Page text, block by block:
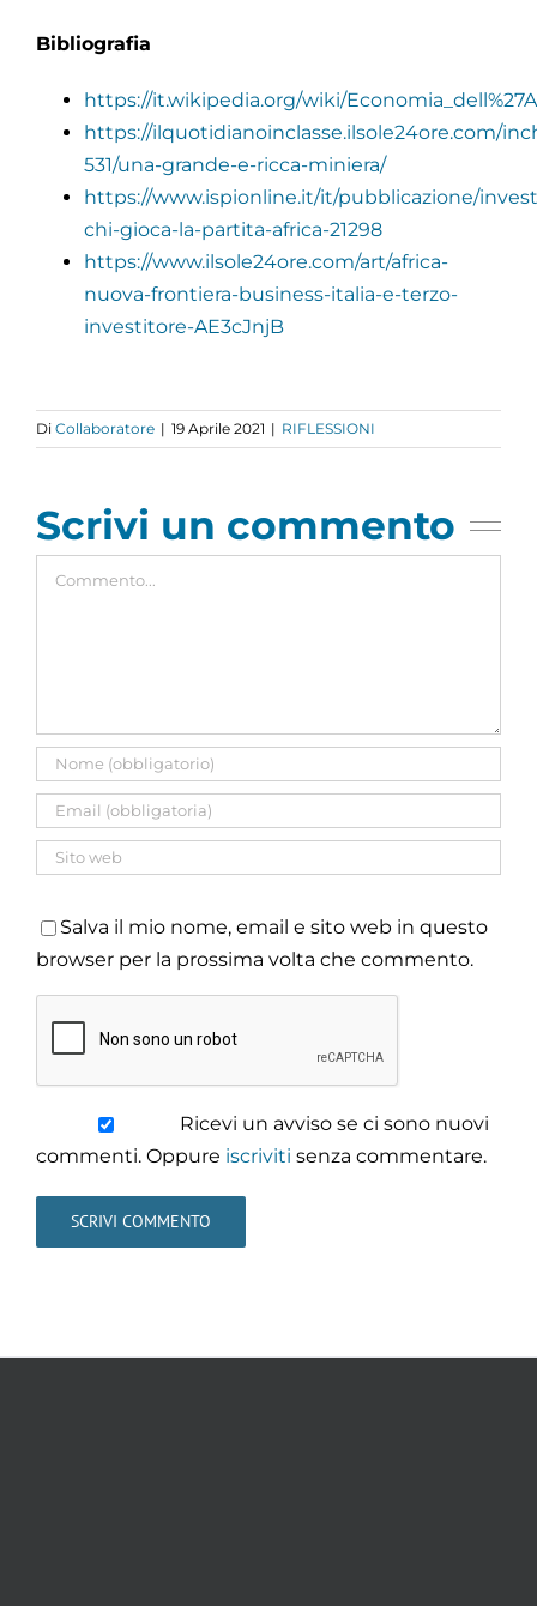
Bibliografia
https://it.wikipedia.org/wiki/
https://ilquotidianoinclasse.ilsole24ore.com/
531/una-grande-e-ricca-miniera/
https://www.ispionline.it/it/pubblicazione/
chi-gioca-la-partita-africa-21298
https://www.ilsole24ore.com/art/africa-
nuova-frontiera-business-italia-e-terzo-
investitore-AE3cJnjB
Di Collaboratore | 19 Aprile 2021 | RIFLESSIONI
Scrivi un commento
Salva il mio nome, email e sito web in questo
browser per la prossima volta che commento.
Ricevi un avviso se ci sono nuovi
commenti. Oppure iscriviti senza commentare.